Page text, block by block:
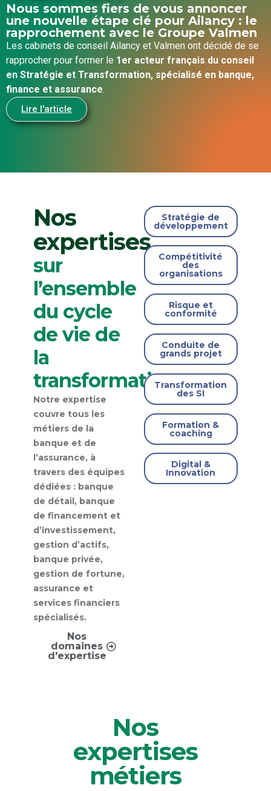
Nous sommes fiers de vous annoncer
une nouvelle étape clé pour Ailancy : le
rapprochement avec le Groupe Valmen
Les cabinets de conseil Ailancy et Valmen ont décidé de se
rapprocher pour former le 1er acteur français du conseil
en Stratégie et Transformation, spécialisé en banque,
finance et assurance.
Lire l'article
Nos
expertises
sur
l’ensemble
du cycle
de vie de
la
transformation
Notre expertise
couvre tous les
métiers de la
banque et de
l’assurance, à
travers des équipes
dédiées : banque
de détail, banque
de financement et
d’investissement,
gestion d’actifs,
banque privée,
gestion de fortune,
assurance et
services financiers
spécialisés.
Nos
domaines
d'expertise
Stratégie de
développement
Compétitivité
des
organisations
Risque et
conformité
Conduite de
grands projet
Transformation
des SI
Formation &
coaching
Digital &
Innovation
Nos
expertises
métiers​